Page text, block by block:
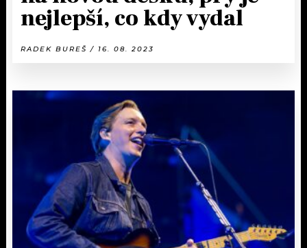
nejlepší, co kdy vydal
RADEK BUREŠ / 16. 08. 2023